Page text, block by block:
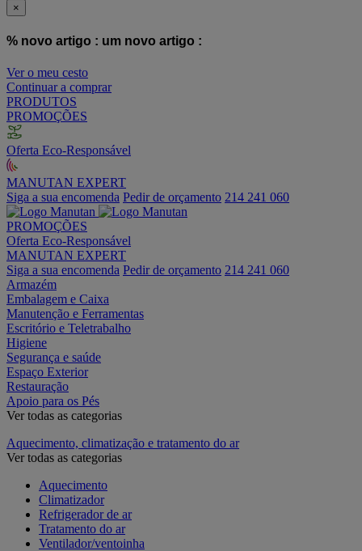
×
% novo artigo : um novo artigo :
Ver o meu cesto
Continuar a comprar
PRODUTOS
PROMOÇÕES
Oferta Eco-Responsável
MANUTAN EXPERT
Siga a sua encomenda Pedir de orçamento 214 241 060
PROMOÇÕES
Oferta Eco-Responsável
MANUTAN EXPERT
Siga a sua encomenda Pedir de orçamento 214 241 060
Armazém
Embalagem e Caixa
Manutenção e Ferramentas
Escritório e Teletrabalho
Higiene
Segurança e saúde
Espaço Exterior
Restauração
Apoio para os Pés
Ver todas as categorias
Aquecimento, climatização e tratamento do ar
Ver todas as categorias
Aquecimento
Climatizador
Refrigerador de ar
Tratamento do ar
Ventilador/ventoinha